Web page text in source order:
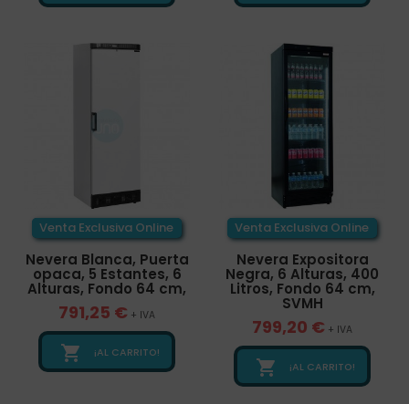
Venta Exclusiva Online
Nevera Blanca, Puerta
opaca, 5 Estantes, 6
Alturas, Fondo 64 cm,
791,25 € + IVA
 ¡AL CARRITO!
Venta Exclusiva Online
Nevera Expositora
Negra, 6 Alturas, 400
Litros, Fondo 64 cm,
SVMH
799,20 € + IVA
 ¡AL CARRITO!